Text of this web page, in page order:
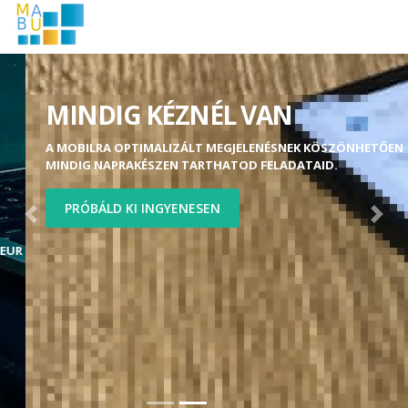
MINDIG KÉZNÉL VAN
A MOBILRA OPTIMALIZÁLT MEGJELENÉSNEK KÖSZÖNHETŐEN
MINDIG NAPRAKÉSZEN TARTHATOD FELADATAID.
PRÓBÁLD KI INGYENESEN
Previous Next